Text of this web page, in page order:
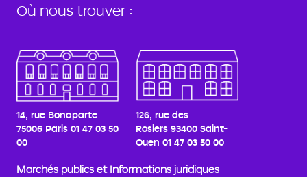
Où nous trouver :
14, rue Bonaparte
75006 Paris 01 47 03 50
00
126, rue des
Rosiers 93400 Saint-
Ouen 01 47 03 50 00
Marchés publics et Informations juridiques